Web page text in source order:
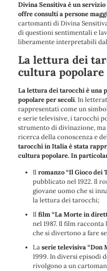
Divina Sensitiva è un
offre consulti a persone
cartomanti di Divina
di questioni sentimentali e
liberamente interpretabili
La lettura dei
cultura popolare
La lettura dei tarocchi è una
popolare per secoli. In
rappresentati come un
e serie televisive, i tarocchi
strumento di divinazione,
ricerca della conoscenza e
tarocchi in Italia è stata
cultura popolare. In
Il romanzo “Il Gioco dei
pubblicato nel 1922. Il
giovane uomo che si
la lettura dei tarocchi;
Il film “La Morte in
nel 1987. Il film
che si divertono a fare
Laserie televisiva “Don
1999. In diversi episodi
rivolgono a un